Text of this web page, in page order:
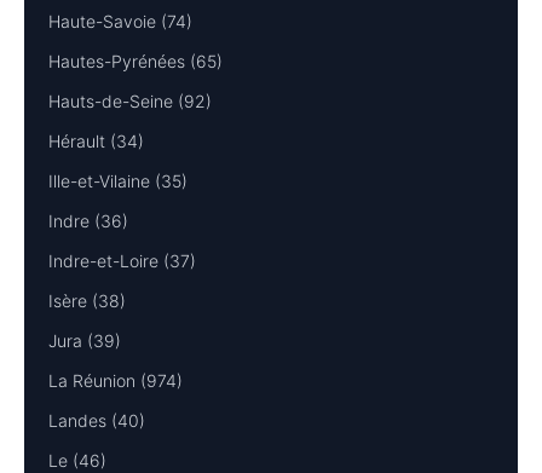
Haute-Savoie (74)
Hautes-Pyrénées (65)
Hauts-de-Seine (92)
Hérault (34)
Ille-et-Vilaine (35)
Indre (36)
Indre-et-Loire (37)
Isère (38)
Jura (39)
La Réunion (974)
Landes (40)
Le (46)